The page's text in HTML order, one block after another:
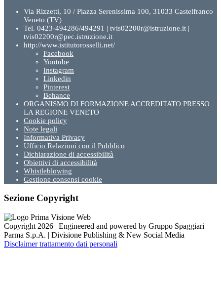
Via Rizzetti, 10 / Piazza Serenissima 100, 31033 Castelfranco
Veneto (TV)
Tel. 0423-494286/494291 | tvis02200r@istruzione.it |
tvis02200r@pec.istruzione.it
http://www.istitutorosselli.net/
Facebook
Youtube
Instagram
Linkedin
Pinterest
Behance
ORGANISMO DI FORMAZIONE ACCREDITATO PRESSO
LA REGIONE VENETO
Cookie policy
Note legali
Informativa Privacy
Ufficio Relazioni con il Pubblico
Dichiarazione di accessibilità
Obiettivi di accessibilità
Whistleblowing
Gestione consensi cookie
Sezione Copyright
Copyright 2026 | Engineered and powered by Gruppo Spaggiari
Parma S.p.A. | Divisione Publishing & New Social Media
Disclaimer trattamento dati personali